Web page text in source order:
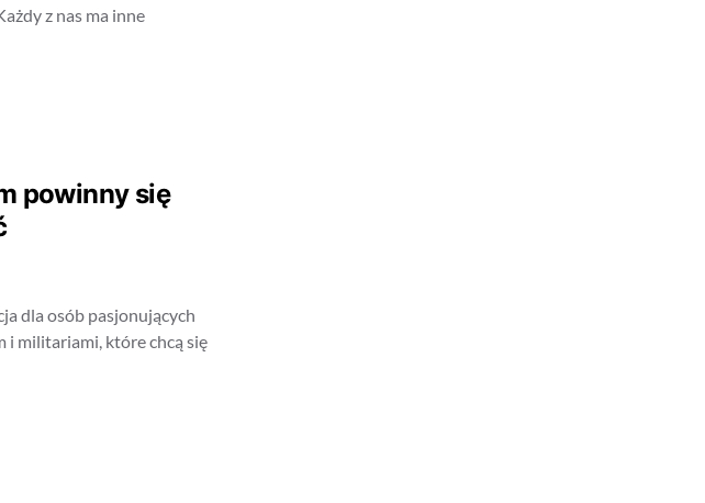
z nas ma inne
powinny się
dla osób pasjonujących
i militariami, które chcą się